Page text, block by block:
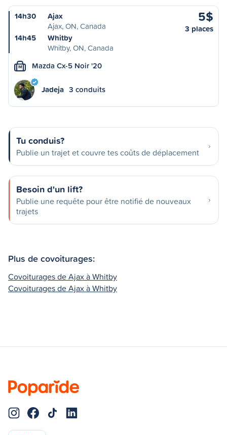
14h30
Ajax
Ajax, ON, Canada
14h45
Whitby
Whitby, ON, Canada
5$
3 places
M Mazda Cx-5 Noir '20
Jadeja 3 conduits
Tu conduis?
Publie un trajet et couvre tes coûts de déplacement
Besoin d'un lift?
Publie une requête pour être notifié de nouveaux
trajets
Plus de covoiturages:
Covoiturages de Ajax à Whitby
Covoiturages de Ajax à Whitby